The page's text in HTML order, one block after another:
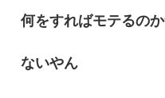
何をすればモテるの
ないやん